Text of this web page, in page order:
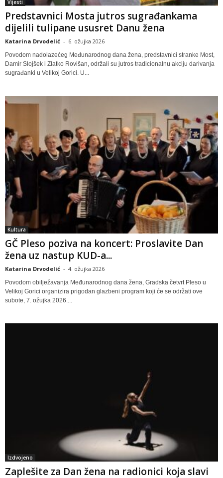
Vijesti
Predstavnici Mosta jutros sugrađankama
dijelili tulipane ususret Danu žena
Katarina Drvodelić - 6. ožujka 2026
Povodom nadolazećeg Međunarodnog dana žena, predstavnici stranke Most,
Damir Slojšek i Zlatko Rovišan, održali su jutros tradicionalnu akciju darivanja
sugrađanki u Velikoj Gorici. U...
Kultura
GČ Pleso poziva na koncert: Proslavite Dan
žena uz nastup KUD-a...
Katarina Drvodelić - 4. ožujka 2026
Povodom obilježavanja Međunarodnog dana žena, Gradska četvrt Pleso u
Velikoj Gorici organizira prigodan glazbeni program koji će se održati ove
subote, 7. ožujka 2026....
Izdvojeno
Zaplešite za Dan žena na radionici koja slavi